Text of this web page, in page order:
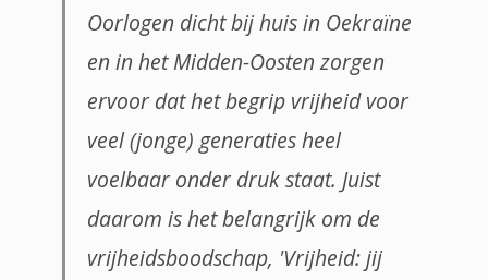
Oorlogen dicht bij huis in Oekraïne
en in het Midden-Oosten zorgen
ervoor dat het begrip vrijheid voor
veel (jonge) generaties heel
voelbaar onder druk staat. Juist
daarom is het belangrijk om de
vrijheidsboodschap, 'Vrijheid: jij